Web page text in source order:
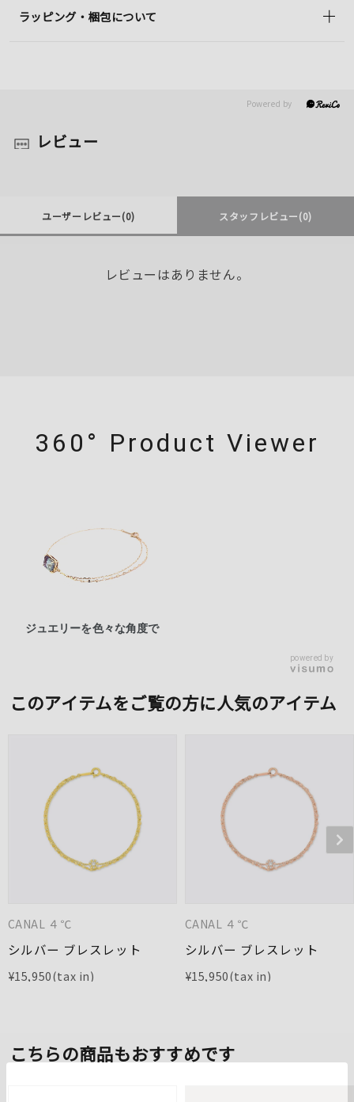
ラッピング・梱包について
レビュー
ユーザーレビュー(0) スタッフレビュー(0)
レビューはありません。
360° Product Viewer
ジュエリーを色々な角度で
powered by
このアイテムをご覧の方に人気のアイテム
CANAL ４℃
シルバー ブレスレット
¥15,950
CANAL ４℃
シルバー ブレスレット
¥15,950
こちらの商品もおすすめです